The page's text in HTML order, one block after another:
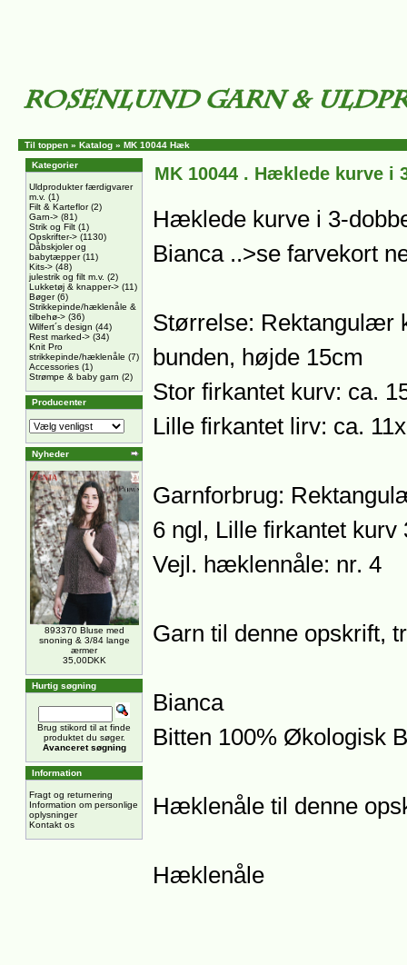
Til toppen » Katalog » MK 10044 Hæk
Kategorier
Uldprodukter færdigvarer
m.v. (1)
Filt & Karteflor(2)
Garn-> (81)
Strik og Filt (1)
Opskrifter-> (1130)
Dåbskjoler og
babytæpper(11)
Kits-> (48)
julestrik og filt m.v. (2)
Lukketøj & knapper-> (11)
Bøger(6)
Strikkepinde/hæklenåle &
tilbehø-> (36)
Wilfert´s design (44)
Rest marked-> (34)
Knit Pro
strikkepinde/hæklenåle (7)
Accessories (1)
Strømpe & baby garn (2)
Producenter
Nyheder
893370 Bluse med
snoning & 3/84 lange
ærmer
35,00DKK
Hurtig søgning
Brug stikord til at finde
produktet du søger.
Avanceret søgning
Information
Fragt og returnering
Information om personlige
oplysninger
Kontakt os
MK 10044 . Hæklede kurve i
Hæklede kurve i 3-
Bianca ..>se farvekort
Størrelse: Rektangulær
bunden, højde 15cm
Stor firkantet kurv: ca.
Lille firkantet lirv: ca.
Garnforbrug:
6 ngl, Lille firkantet kurv
Vejl. hæklennåle: nr. 4
Garn til denne opskrift,
Bianca
Bitten 100% Økologisk
Hæklenåle til denne
Hæklenåle